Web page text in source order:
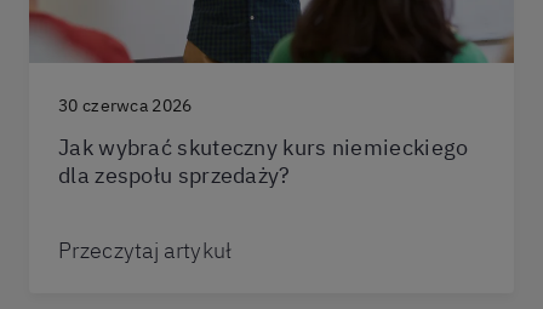
30 czerwca 2026
Jak wybrać skuteczny kurs niemieckiego
dla zespołu sprzedaży?
Przeczytaj artykuł